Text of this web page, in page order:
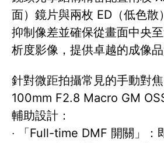
面）鏡片與兩枚 ED（低色散
抑制像差並確保從畫面中央
析度影像，提供卓越的成像品
針對微距拍攝常見的手動對
100mm F2.8 Macro GM
輔助設計：
‧ 「Full-time DMF 開關」：